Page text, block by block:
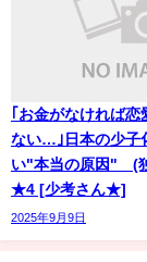
｢お金がなければ恋
ない…｣日本の少子
い"本当の原因" (
★4 [少考さん★]
2025年9月9日